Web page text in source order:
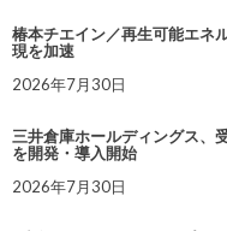
椿本チエイン／再生可能エネ
現を加速
2026年7月30日
三井倉庫ホールディングス、
を開発・導入開始
2026年7月30日